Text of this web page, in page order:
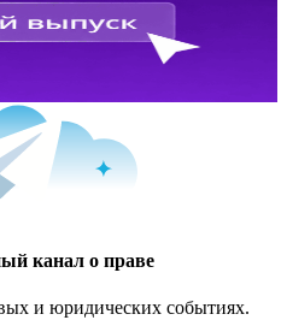
канал о праве
и юридических событиях.